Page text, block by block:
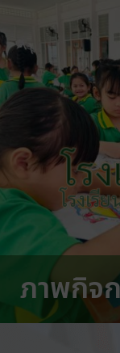
โร
โรงเรี
ภาพกิจ